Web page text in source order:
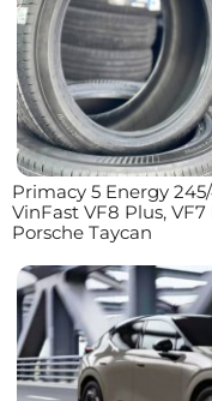
Primacy 5 Energy
VinFast VF8 Plus,
Porsche Taycan